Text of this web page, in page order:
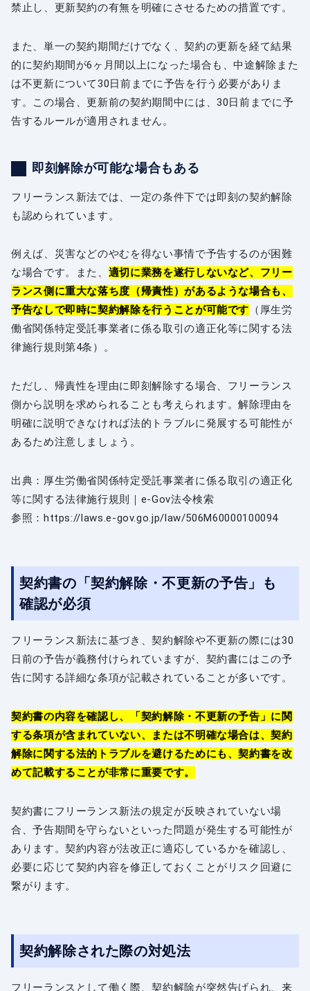
禁止し、更新契約の有無を明確にさせるための措置です。
また、単一の契約期間だけでなく、契約の更新を経て結果
的に契約期間が6ヶ月間以上になった場合も、中途解除また
は不更新について30日前までに予告を行う必要がありま
す。この場合、更新前の契約期間中には、30日前までに予
告するルールが適用されません。
即刻解除が可能な場合もある
フリーランス新法では、一定の条件下では即刻の契約解除
も認められています。
例えば、災害などのやむを得ない事情で予告するのが困難
な場合です。また、 適切に業務を遂行しないなど、フリー
ランス側に重大な落ち度（帰責性）があるような場合も、
予告なしで即時に契約解除を行うことが可能です （厚生労
働省関係特定受託事業者に係る取引の適正化等に関する法
律施行規則第4条）。
ただし、帰責性を理由に即刻解除する場合、フリーランス
側から説明を求められることも考えられます。解除理由を
明確に説明できなければ法的トラブルに発展する可能性が
あるため注意しましょう。
出典：厚生労働省関係特定受託事業者に係る取引の適正化
等に関する法律施行規則｜e-Gov法令検索
参照：https://laws.e-gov.go.jp/law/506M60000100094
契約書の「契約解除・不更新の予告」も
確認が必須
フリーランス新法に基づき、契約解除や不更新の際には30
日前の予告が義務付けられていますが、契約書にはこの予
告に関する詳細な条項が記載されていることが多いです。
契約書の内容を確認し、「契約解除・不更新の予告」に関
する条項が含まれていない、または不明確な場合は、契約
解除に関する法的トラブルを避けるためにも、契約書を改
めて記載することが非常に重要です。
契約書にフリーランス新法の規定が反映されていない場
合、予告期間を守らないといった問題が発生する可能性が
あります。契約内容が法改正に適応しているかを確認し、
必要に応じて契約内容を修正しておくことがリスク回避に
繋がります。
契約解除された際の対処法
フリーランスとして働く際、契約解除が突然告げられ、来